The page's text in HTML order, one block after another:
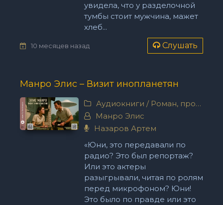
увидела, что у разделочной
тумбы стоит мужчина, мажет
хлеб...
10 месяцев назад Слушать
Манро Элис – Визит инопланетян
Аудиокниги / Роман, проза
Манро Элис
Назаров Артем
«Юни, это передавали по
радио? Это был репортаж?
Или это актеры
разыгрывали, читая по ролям
перед микрофоном? Юни!
Это было по правде или это